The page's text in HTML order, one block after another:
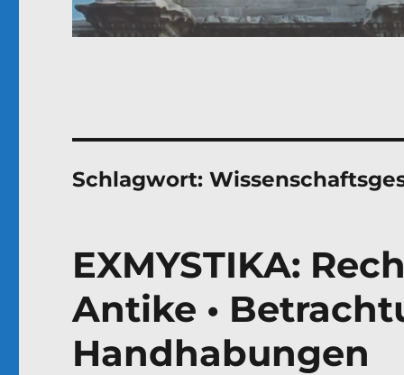
Schlagwort:
EXMYSTIKA:
Antike •
Handhabungen